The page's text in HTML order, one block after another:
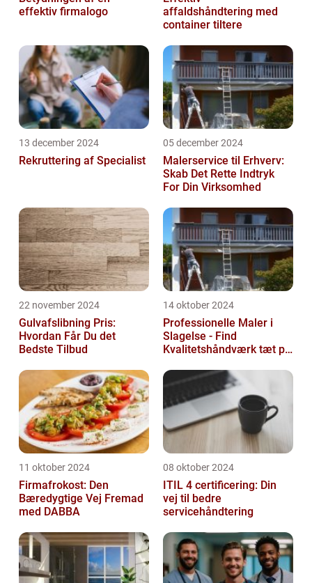
effektiv firmalogo
affaldshåndtering med
container tiltere
13 december 2024
Rekruttering af Specialist
05 december 2024
Malerservice til Erhverv:
Skab Det Rette Indtryk
For Din Virksomhed
22 november 2024
Gulvafslibning Pris:
Hvordan Får Du det
Bedste Tilbud
14 oktober 2024
Professionelle Maler i
Slagelse - Find
Kvalitetshåndværk tæt på
11 oktober 2024
Firmafrokost: Den
Bæredygtige Vej Fremad
med DABBA
08 oktober 2024
ITIL 4 certificering: Din
vej til bedre
servicehåndtering